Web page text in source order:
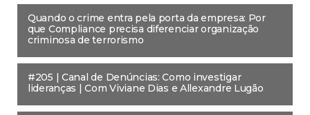
Quando o crime entra pela porta da empresa: Por
que Compliance precisa diferenciar organização
criminosa de terrorismo
#205 | Canal de Denúncias: Como investigar
lideranças | Com Viviane Dias e Allexandre Lugão